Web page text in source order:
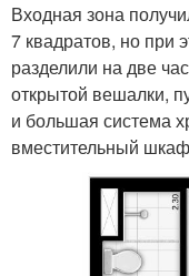
Входная зона
7 квадратов, но при
разделили на две
открытой вешалки,
и большая система
вместительный